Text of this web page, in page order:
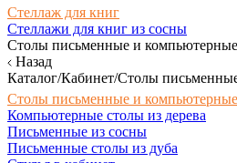
Стеллаж для книг
Стеллажи для книг из сосны
Столы письменные и компьютерные
Назад
Каталог/Кабинет/Столы
Столы письменные и компьютерные
Компьютерные столы из дерева
Письменные из сосны
Письменные столы из дуба